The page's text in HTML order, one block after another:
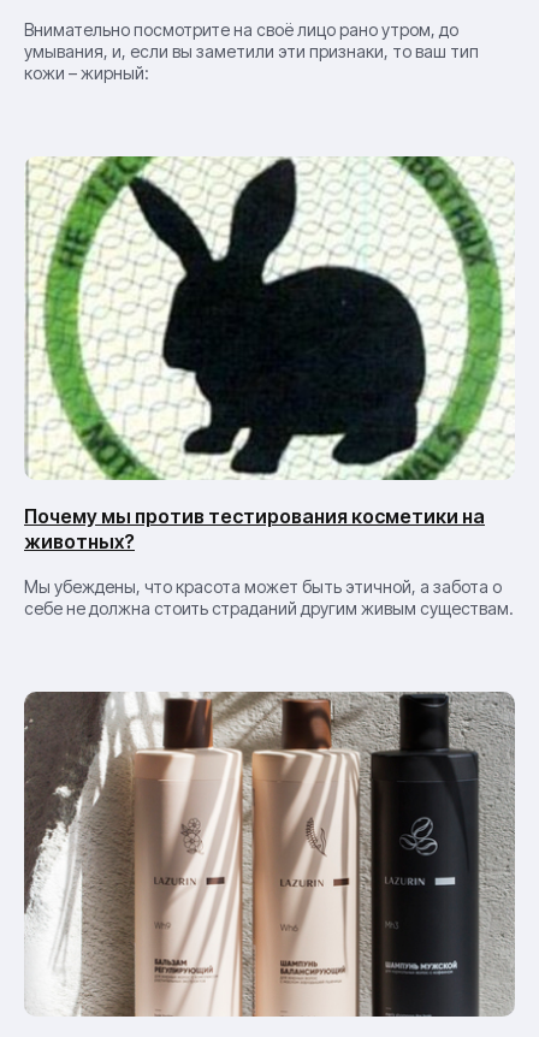
Внимательно посмотрите на своё лицо рано утром, до
умывания, и, если вы заметили эти признаки, то ваш тип
кожи – жирный:
Почему мы против тестирования косметики на
животных?
Мы убеждены, что красота может быть этичной, а забота о
себе не должна стоить страданий другим живым существам.